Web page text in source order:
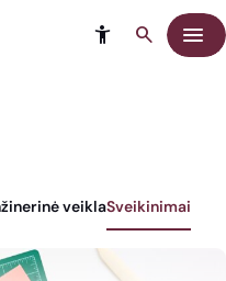
Meniu
veiklaSveikinimai